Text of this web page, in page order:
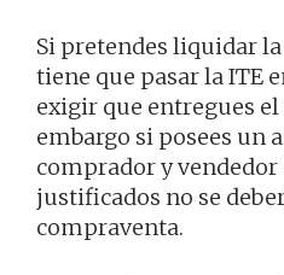
Si pretendes liquidar
tiene que pasar la ITE
exigir que entregues
embargo si posees un
comprador y vendedor
justificados no se
compraventa.